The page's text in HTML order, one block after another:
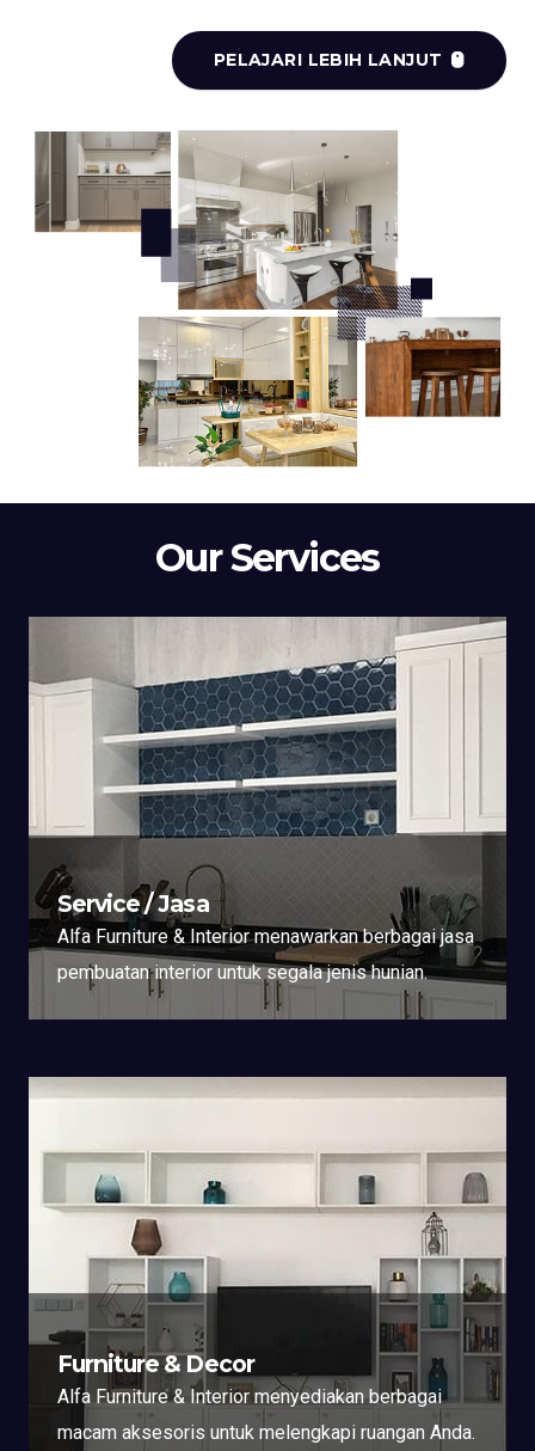
PELAJARI LEBIH LANJUT
Our Services
Service / Jasa
Alfa Furniture & Interior menawarkan berbagai jasa
pembuatan interior untuk segala jenis hunian.
Furniture & Decor
Alfa Furniture & Interior menyediakan berbagai
macam aksesoris untuk melengkapi ruangan Anda.